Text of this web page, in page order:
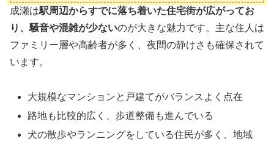
成瀬は駅周辺からすでに落ち着いた住宅街が広がってお
り、騒音や混雑が少ないのが大きな魅力です。主な住人は
ファミリー層や高齢者が多く、夜間の静けさも確保されて
います。
大規模なマンションと戸建てがバランスよく点在
路地も比較的広く、歩道整備も進んでいる
犬の散歩やランニングをしている住民が多く、地域